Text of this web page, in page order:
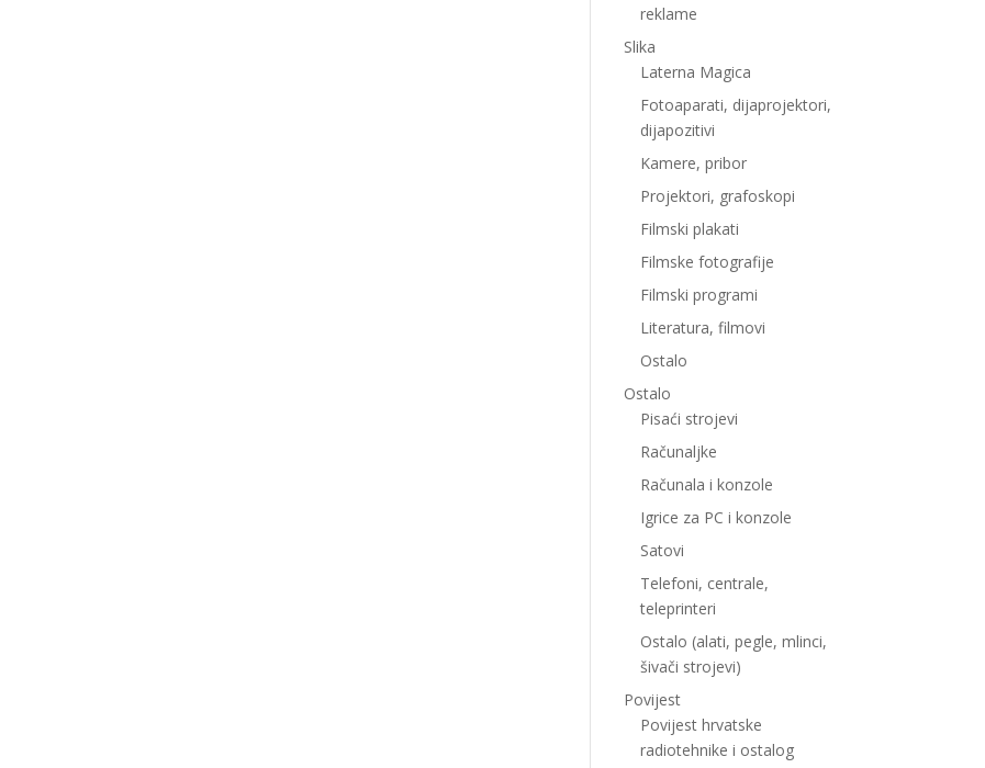
reklame
Slika
Laterna Magica
Fotoaparati, dijaprojektori,
dijapozitivi
Kamere, pribor
Projektori, grafoskopi
Filmski plakati
Filmske fotografije
Filmski programi
Literatura, filmovi
Ostalo
Ostalo
Pisaći strojevi
Računaljke
Računala i konzole
Igrice za PC i konzole
Satovi
Telefoni, centrale,
teleprinteri
Ostalo (alati, pegle, mlinci,
šivači strojevi)
Povijest
Povijest hrvatske
radiotehnike i ostalog